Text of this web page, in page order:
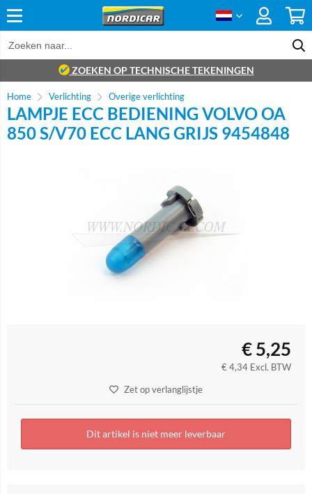
ZOEKEN OP TECHNISCHE TEKENINGEN
Home Verlichting Overige verlichting
LAMPJE ECC BEDIENING VOLVO OA
850 S/V70 ECC LANG GRIJS 9454848
€5,25
€4,34 Excl. BTW
Zet op verlanglijstje
Dit artikel is niet meer leverbaar